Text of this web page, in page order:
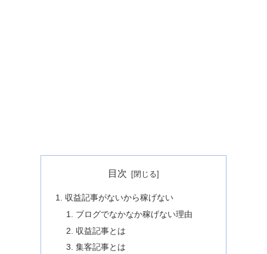
目次
収益記事がないから稼げない
ブログでなかなか稼げない理由
収益記事とは
集客記事とは